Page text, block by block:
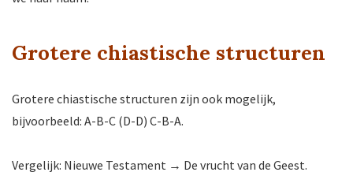
Grotere chiastische structuren
Grotere chiastische structuren zijn ook mogelijk,
bijvoorbeeld: A-B-C (D-D) C-B-A.
Vergelijk: Nieuwe Testament → De vrucht van de Geest.